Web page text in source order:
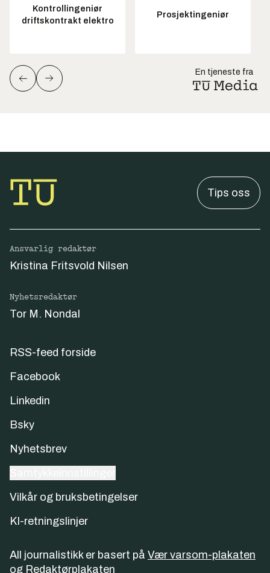
Kontrollingeniør
driftskontrakt elektro
Prosjektingeniør
En tjeneste fra
Tips oss
Ansvarlig redaktør
Kristina Fritsvold Nilsen
Nyhetsredaktør
Tor M. Nondal
RSS-feed forside
Facebook
Linkedin
Bsky
Nyhetsbrev
Vilkår og bruksbetingelser
KI-retningslinjer
All journalistikk er basert på Vær varsom-plakaten
og Redaktørplakaten